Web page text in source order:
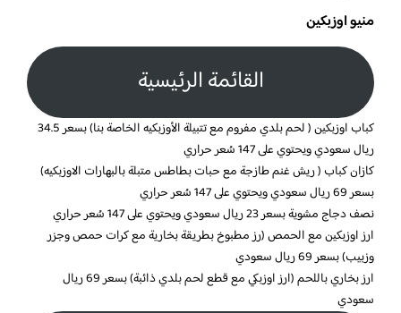
منيو اوزبكين
القائمة الرئيسية
كباب اوزبكين ( لحم بلدي مفروم مع تتبيلة الأوزبكيه الخاصة بنا) بسعر 34.5
ريال سعودي ويحتوي على 147 سُعر حراري
كازان كباب ( ريش غنم طازجة مع حبات بطاطس متبلة بالبهارات الاوزبكيه)
بسعر 69 ريال سعودي ويحتوي على 147 سُعر حراري
نصف دجاج مشوية بسعر 23 ريال سعودي ويحتوي على 147 سُعر حراري
ارز اوزبكين مع الحمص (رز مطبوخ بطريقة بخارية مع كرات حمص وجزر
وزبيب) بسعر 69 ريال سعودي
ارز بخاري باللحم (ارز اوزبكي مع قطع لحم بلدي ذائبة) بسعر 69 ريال
سعودي